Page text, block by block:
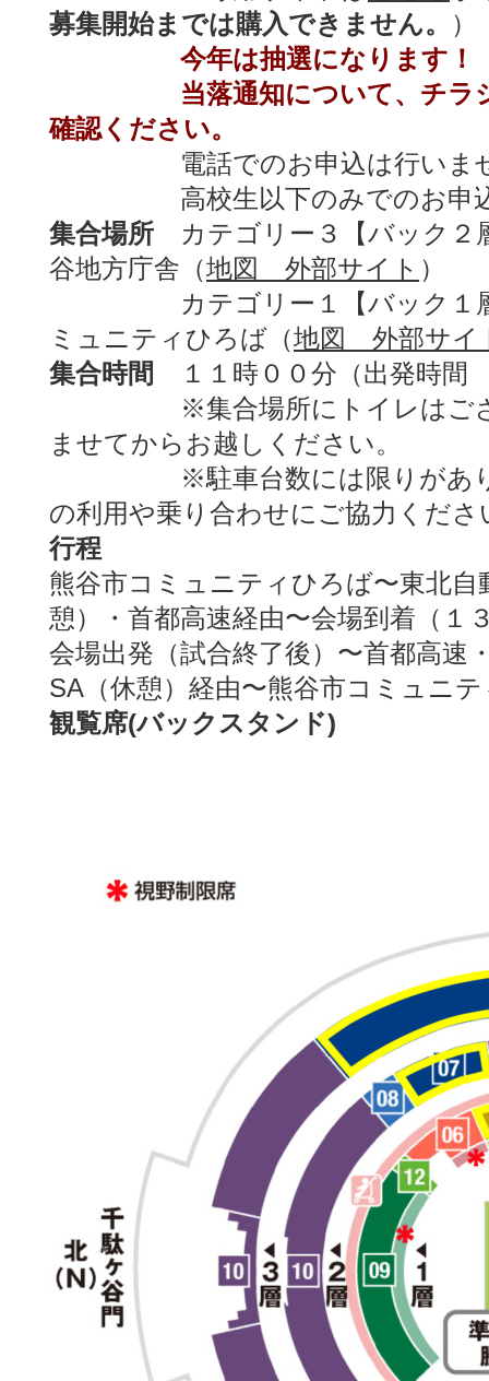
募集開始までは購入できません。
）
今年は抽選になります！
当落通知について、チラ
確認ください。
電話でのお申込は行いま
高校生以下のみでのお申込
集合場所 カテゴリー３【バック２
谷地方庁舎（地図 外部サイト ）
カテゴリー１【バック
ミュニティひろば（地図 外部サイ
集合時間
１１時００分（出発時間
※集合場所にトイレはござい
ませてからお越しください。
※駐車台数には限りがありま
の利用や乗り合わせにご協力くださ
行程
熊谷市コミュニティひろば〜東北自
憩）・首都高速経由〜会場到着（１
会場出発（試合終了後）〜首都高速
SA（休憩）経由〜熊谷市コミュニ
観覧席(バックスタンド)